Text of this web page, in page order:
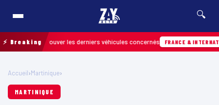
🔍
⚡ Breaking
retrouver les derniers véhicules concernés FRANCE & INTERNATIONALE
Accueil›Martinique›
MARTINIQUE